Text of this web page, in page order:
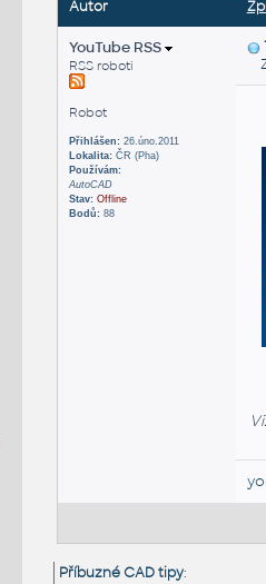
Autor
YouTube RSS
RSS roboti
Robot
Přihlášen:26.úno.2011
Lokalita:ČR (Pha)
Používám:
AutoCAD
Stav: Offline
Bodů:88
Příbuzné CAD tipy: